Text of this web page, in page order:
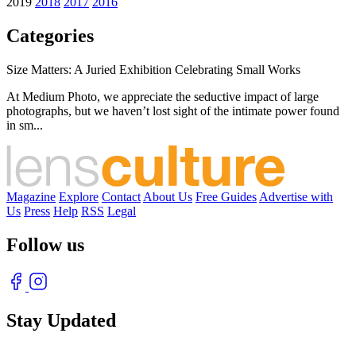
Categories
Size Matters: A Juried Exhibition Celebrating Small Works
At Medium Photo, we appreciate the seductive impact of large
photographs, but we haven’t lost sight of the intimate power found
in sm...
Magazine Explore Contact About Us Free Guides Advertise with
Us Press Help RSS Legal
Follow us
Stay Updated